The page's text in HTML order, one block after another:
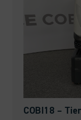
COBI18 –